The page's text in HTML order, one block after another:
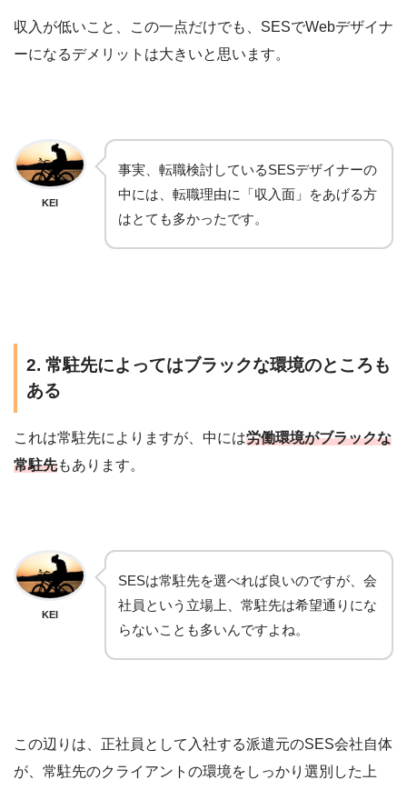
収入が低いこと、この一点だけでも、SESでWebデザイナ
ーになるデメリットは大きいと思います。
KEI
事実、転職検討しているSESデザイナーの
中には、転職理由に「収入面」をあげる方
はとても多かったです。
2. 常駐先によってはブラックな環境のところも
ある
これは常駐先によりますが、中には労働環境がブラックな
常駐先もあります。
KEI
SESは常駐先を選べれば良いのですが、会
社員という立場上、常駐先は希望通りにな
らないことも多いんですよね。
この辺りは、正社員として入社する派遣元のSES会社自体
が、常駐先のクライアントの環境をしっかり選別した上